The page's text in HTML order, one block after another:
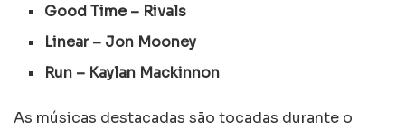
Good Time – Rivals
Linear – Jon Mooney
Run – Kaylan Mackinnon
As músicas destacadas são tocadas durante o